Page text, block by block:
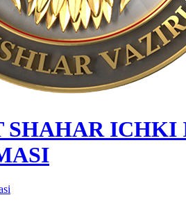
SHAHAR IСHKI